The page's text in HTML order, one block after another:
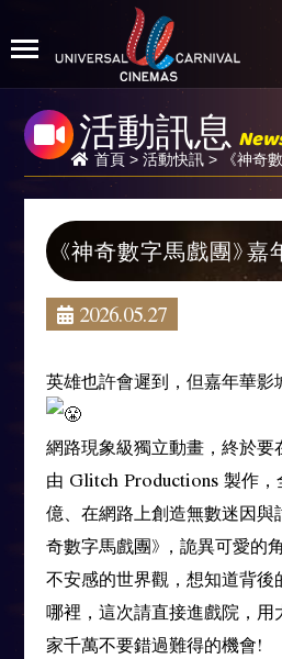
活動訊息
首頁> 活動快訊> 《神奇
《神奇數字馬戲團》
2026.05.27
英雄也許會遲到，但嘉年華
網路現象級獨立動畫，終於
由 Glitch Productions 製作
億、在網路上創造無數迷因與
奇數字馬戲團》，詭異可愛的
不安感的世界觀，想知道背後
哪裡，這次請直接進戲院，
家千萬不要錯過難得的機會!